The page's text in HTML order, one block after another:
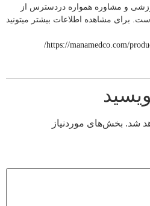
و مشاوره همواره دردسترس از
برای مشاهده اطلاعات بیشتر میتونید
https://manamedco.com/
شد. بخش‌های موردنیاز